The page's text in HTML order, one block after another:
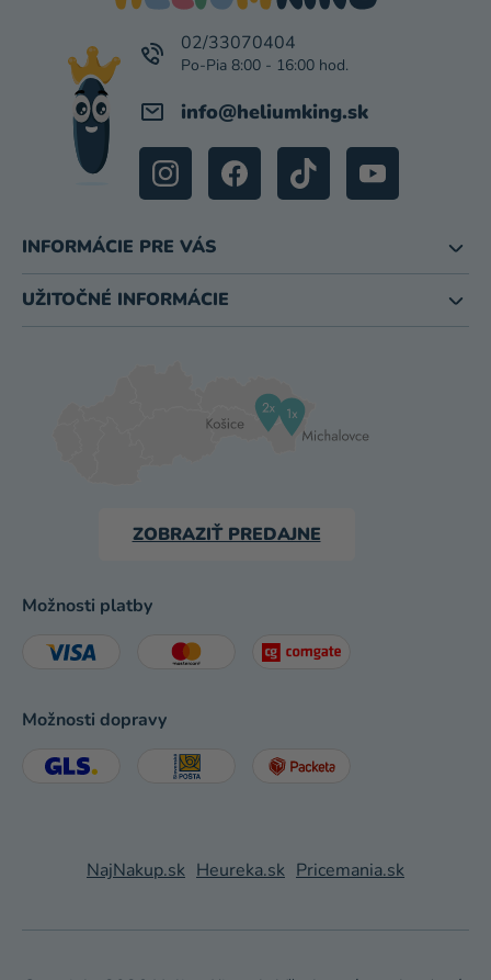
info@heliumking.sk
02/33070404
INFORMÁCIE PRE VÁS
UŽITOČNÉ INFORMÁCIE
ZOBRAZIŤ PREDAJNE
Možnosti platby
Možnosti dopravy
NajNakup.sk Heureka.sk Pricemania.sk